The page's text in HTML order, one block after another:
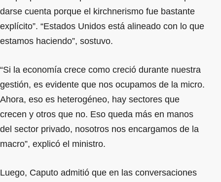
darse cuenta porque el kirchnerismo fue bastante
explícito”. “Estados Unidos está alineado con lo que
estamos haciendo”, sostuvo.
“Si la economía crece como creció durante nuestra
gestión, es evidente que nos ocupamos de la micro.
Ahora, eso es heterogéneo, hay sectores que
crecen y otros que no. Eso queda más en manos
del sector privado, nosotros nos encargamos de la
macro”, explicó el ministro.
Luego, Caputo admitió que en las conversaciones